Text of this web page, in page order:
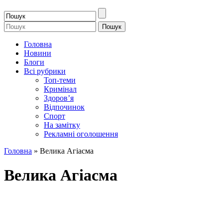
Головна
Новини
Блоги
Всі рубрики
Топ-теми
Кримінал
Здоров’я
Відпочинок
Спорт
На замітку
Рекламні оголошення
Головна » Велика Агіасма
Велика Агіасма